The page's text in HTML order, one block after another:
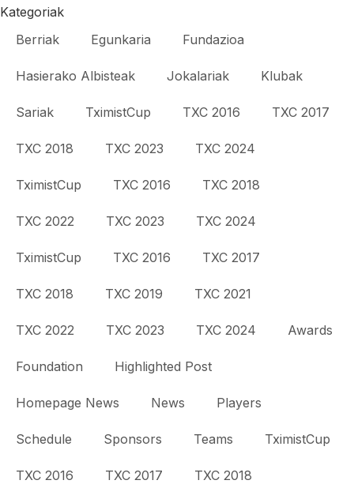
Kategoriak
Berriak
Egunkaria Fundazioa
Hasierako Albisteak Jokalariak Klubak
Sariak TximistCup TXC 2016 TXC 2017
TXC 2018 TXC 2023 TXC 2024
TximistCup TXC 2016 TXC 2018
TXC 2022 TXC 2023 TXC 2024
TximistCup TXC 2016 TXC 2017
TXC 2018 TXC 2019 TXC 2021
TXC 2022 TXC 2023 TXC 2024 Awards
Foundation Highlighted Post
Homepage News News Players
Schedule Sponsors Teams TximistCup
TXC 2016 TXC 2017 TXC 2018